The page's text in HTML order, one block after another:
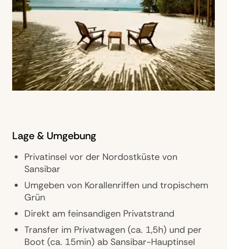
Lage & Umgebung
Privatinsel vor der Nordostküste von
Sansibar
Umgeben von Korallenriffen und tropischem
Grün
Direkt am feinsandigen Privatstrand
Transfer im Privatwagen (ca. 1,5h) und per
Boot (ca. 15min) ab Sansibar-Hauptinsel